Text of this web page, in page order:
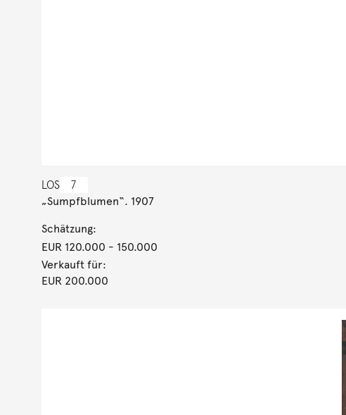
LOS 7
„Sumpfblumen“. 1907
Schätzung:
EUR 120.000 - 150.000
Verkauft für:
EUR 200.000